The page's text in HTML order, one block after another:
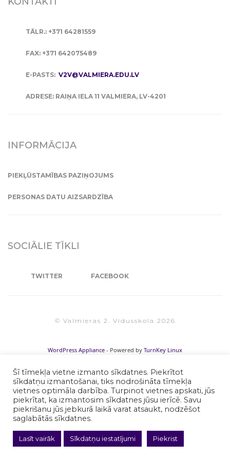
TĀLR.: +371 64281559
FAX: +371 642075489
E-PASTS: V2V@VALMIERA.EDU.LV
ADRESE: RAIŅA IELA 11 VALMIERA, LV-4201
INFORMĀCIJA
PIEKĻŪSTAMĪBAS PAZIŅOJUMS
PERSONAS DATU AIZSARDZĪBA
SOCIĀLIE TĪKLI
TWITTER FACEBOOK
© Valmieras 2. Vidusskola 2026
Šī tīmekļa vietne izmanto sīkdatnes. Piekrītot
sīkdatņu izmantošanai, tiks nodrošināta tīmekļa
vietnes optimāla darbība. Turpinot vietnes apskati, jūs
piekrītat, ka izmantosim sīkdatnes jūsu ierīcē. Savu
piekrišanu jūs jebkurā laikā varat atsaukt, nodzēšot
saglabātās sīkdatnes.
Lasīt vairāk Sīkdatņu iestatījumi Piekrist
WordPress Appliance - Powered by TurnKey Linux